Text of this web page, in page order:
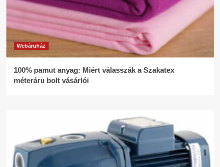
Webáruház
100% pamut anyag: Miért válasszák a Szakatex
méteráru bolt vásárlói